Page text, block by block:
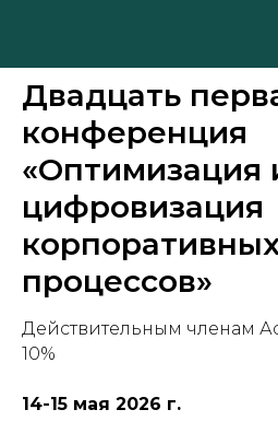
Двадцать
конференция
«Оптимизация
цифровизация
процессов»
Действительным членам
10%
14-15 мая 2026 г.